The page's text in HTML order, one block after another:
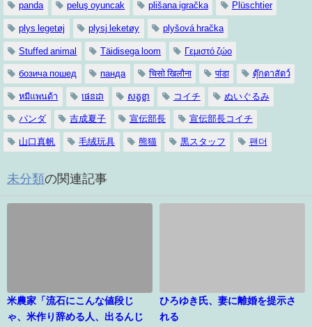
panda peluş oyuncak plišana igračka Plüschtier
plys legetøj plysj leketøy plyšová hračka
Stuffed animal Täidisega loom Γεμιστό ζώο
бозича пошед панда चिसो खिलौना पांडा ตุ๊กตาสัตว์
หมีแพนด้า ផេនដា សត្វខ្លា コイチ ぬいぐるみ
パンダ 吉成夏子 宣伝部長 宣伝部長コイチ
山口真帆 毛绒玩具 熊猫 黒スタッフ 팬더
未分類の関連記事
米農家「流石にこんな値段じ
ゃ、米作り辞める人、出るんじ
ひろゆき氏、妻に離婚を提示さ
れる